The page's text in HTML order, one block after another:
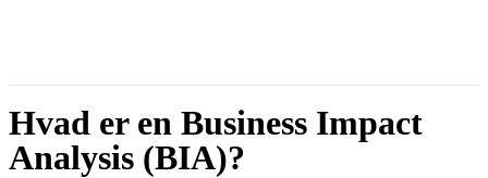
Hvad er en Business Impact
Analysis (BIA)?